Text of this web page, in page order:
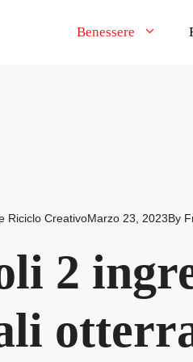
Benessere
Riciclo CreativoMarzo 23, 2023By
2